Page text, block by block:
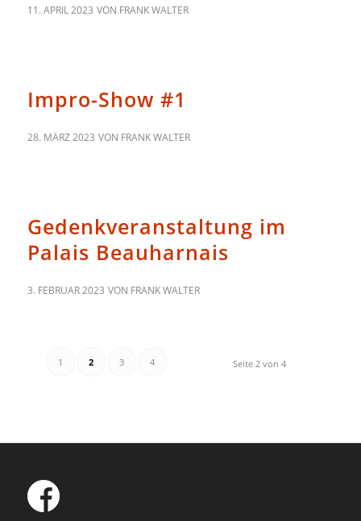
11. APRIL 2023 VON FRANK WALTER
Impro-Show #1
28. MÄRZ 2023 VON FRANK WALTER
Gedenkveranstaltung im
Palais Beauharnais
3. FEBRUAR 2023 VON FRANK WALTER
Seite 2 von 4
1 2 3 4